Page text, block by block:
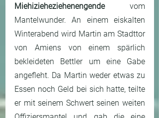
Miehizieheziehenengende vom
Mantelwunder. An einem eiskalten
Winterabend wird Martin am Stadttor
von Amiens von einem spärlich
bekleideten Bettler um eine Gabe
angefleht. Da Martin weder etwas zu
Essen noch Geld bei sich hatte, teilte
er mit seinem Schwert seinen weiten